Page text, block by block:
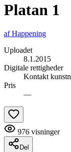
Platan 1
afHappening
Uploadet
8.1.2015
Digitale rettigheder
Kontakt
Pris
—
976 visninger
Del